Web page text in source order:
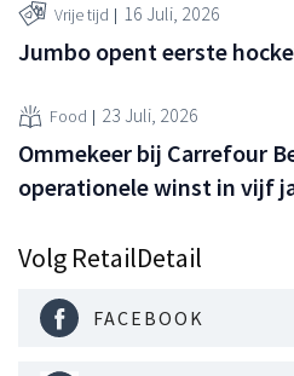
Vrije tijd 16 Juli, 2026
Jumbo opent eerste
Food 23 Juli, 2026
Ommekeer bij Carrefour
operationele winst in vijf
Volg RetailDetail
FACEBOOK